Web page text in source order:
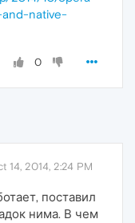
and-native-
0
14, 2014, 2:24 PM
поставил
нима. В чем